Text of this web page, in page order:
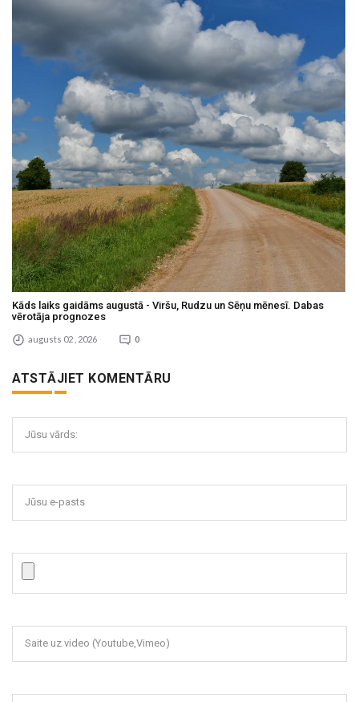
Kāds laiks gaidāms augustā - Viršu, Rudzu un Sēņu mēnesī. Dabas
vērotāja prognozes
augusts 02 , 2026 0
ATSTĀJIET KOMENTĀRU
Jūsu vārds:
Jūsu e-pasts
Saite uz video (Youtube,Vimeo)